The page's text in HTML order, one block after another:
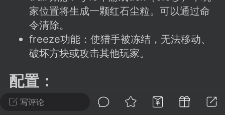
潮涌核心
永久赞助者
24 23:37
电脑端
主页反馈贴
反馈你遇到的问题 以及 你期望的功能等
不方便可尝试通过邮箱与作者进行反馈
写评论
家位置将生成一颗红石尘粒。可以通过命
令清除。
freeze功能：使猎手被冻结，无法移动、
破坏方块或攻击其他玩家。
配置：
/SpdRunVsHunt - 打开菜单